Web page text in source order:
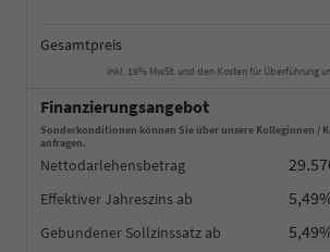
Gesamtpreis
inkl. 19% MwSt. und den Kosten für Überführung
Finanzierungsangebot
Sonderkonditionen können Sie über unsere Kolleginnen /
anfragen.
Nettodarlehensbetrag
Effektiver Jahreszins
Gebundener Sollzinssatz